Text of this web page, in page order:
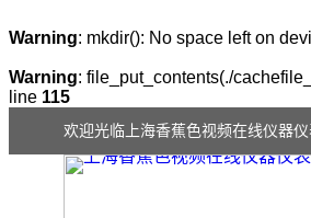
Warning: mkdir(): No space left on
Warning: file_put_contents(./
line 115
欢迎光临上海香蕉色视频在线仪器仪